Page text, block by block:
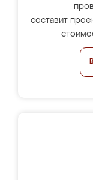
составит